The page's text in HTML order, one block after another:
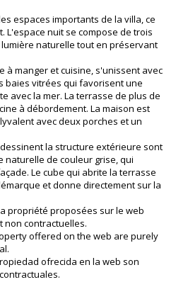
espaces importants de la villa, ce
L'espace nuit se compose de trois
naturelle tout en préservant
à manger et cuisine, s'unissent avec
baies vitrées qui favorisent une
avec la mer. La terrasse de plus de
à débordement. La maison est
avec deux porches et un
la structure extérieure sont
de couleur grise, qui
Le cube qui abrite la terrasse
et donne directement sur la
propriété proposées sur le web
non contractuelles.
offered on the web are purely
ofrecida en la web son